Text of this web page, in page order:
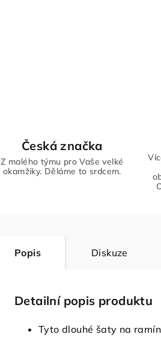
Česká značka
Z malého týmu pro Vaše velké
okamžiky. Děláme to srdcem.
Popis Diskuze
Detailní popis produktu
Tyto dlouhé šaty na